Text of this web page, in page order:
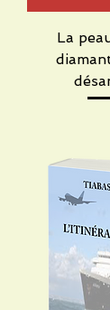
La